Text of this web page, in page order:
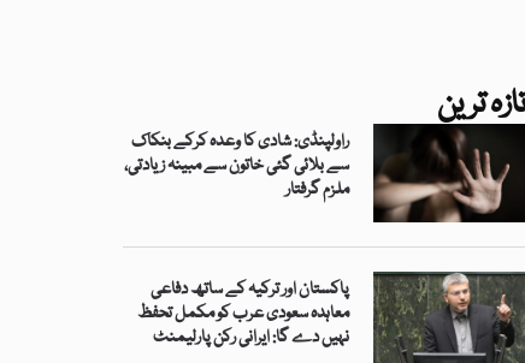
تازہ ترین
راولپنڈی: شادی کا وعدہ کرکے بنکاک
سے بلائی گئی خاتون سے مبینہ زیادتی،
ملزم گرفتار
پاکستان اور ترکیہ کے ساتھ دفاعی
معاہدہ سعودی عرب کو مکمل تحفظ
نہیں دے گا: ایرانی رکن پارلیمنٹ